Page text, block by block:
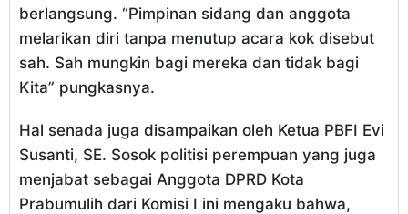
berlangsung. “Pimpinan sidang dan anggota
melarikan diri tanpa menutup acara kok disebut
sah. Sah mungkin bagi mereka dan tidak bagi
Kita” pungkasnya.
Hal senada juga disampaikan oleh Ketua PBFI Evi
Susanti, SE. Sosok politisi perempuan yang juga
menjabat sebagai Anggota DPRD Kota
Prabumulih dari Komisi I ini mengaku bahwa,